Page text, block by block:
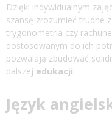
Dzięki indywidualnym
szansę zrozumieć trudne
trygonometria czy
dostosowanym do ich
pozwalają zbudować
dalszej edukacji.
Język